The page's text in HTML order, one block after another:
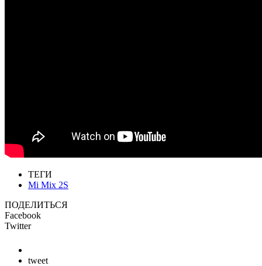
ТЕГИ
Mi Mix 2S
ПОДЕЛИТЬСЯ
Facebook
Twitter
tweet